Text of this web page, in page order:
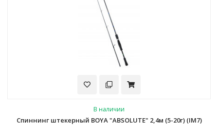
В наличии
Спиннинг штекерный BOYA "ABSOLUTE" 2,4м (5-20г) (IM7)